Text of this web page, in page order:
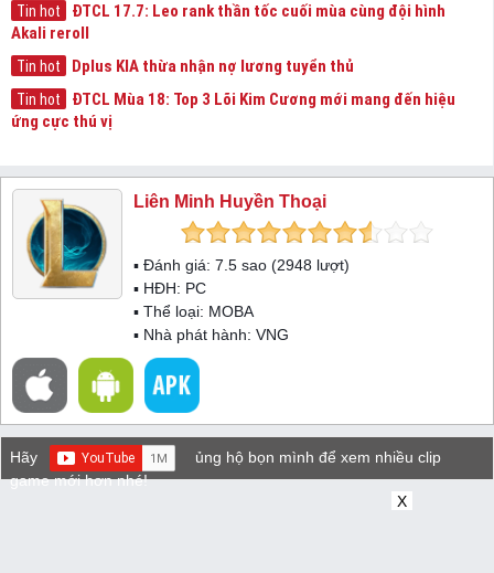
Tin hot
ĐTCL 17.7: Leo rank thần tốc cuối mùa cùng đội hình
Akali reroll
Tin hot Dplus KIA thừa nhận nợ lương tuyển thủ
Tin hot
ĐTCL Mùa 18: Top 3 Lõi Kim Cương mới mang đến hiệu
ứng cực thú vị
Liên Minh Huyền Thoại
▪ Đánh giá: 7.5 sao (2948 lượt)
▪ HĐH: PC
▪ Thể loại: MOBA
▪ Nhà phát hành: VNG
Hãy
ủng hộ bọn mình để xem nhiều clip
game mới hơn nhé!
X